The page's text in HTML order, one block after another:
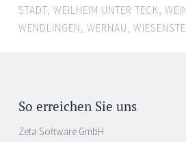
STADT, WEILHEIM UNTER TECK,
WENDLINGEN, WERNAU,
So erreichen Sie uns
Zeta Software GmbH